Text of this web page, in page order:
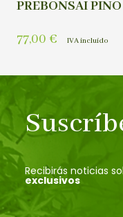
PREBONSAI
77,00 € IVA incluído
Recibirás noticias
exclusivos